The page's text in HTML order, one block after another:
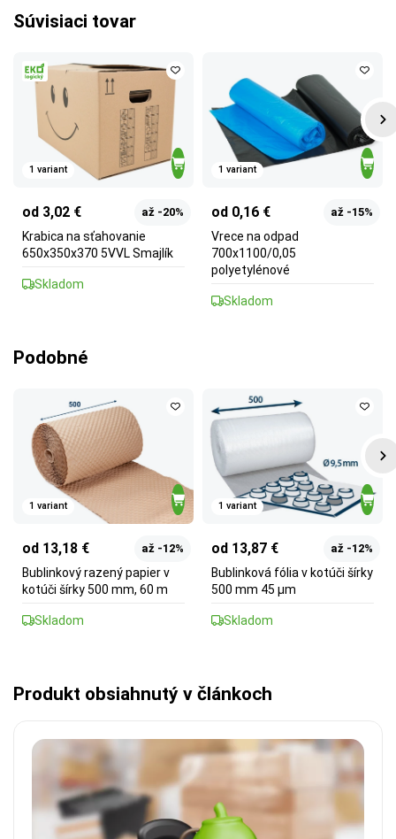
Súvisiaci tovar
1 variant
od 3,02 € až -20%
Krabica na sťahovanie
650x350x370 5VVL Smajlík
Skladom
1 variant
od 0,16 € až -15%
Vrece na odpad
700x1100/0,05
polyetylénové
Skladom
Podobné
1 variant
od 13,18 € až -12%
Bublinkový razený papier v
kotúči šírky 500 mm, 60 m
Skladom
1 variant
od 13,87 € až -12%
Bublinková fólia v kotúči šírky
500 mm 45 µm
Skladom
Produkt obsiahnutý v článkoch